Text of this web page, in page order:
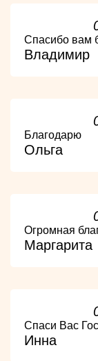
Спасибо вам
Владимир
Благодарю
Ольга
Огромная
Маргарита
Спаси Вас
Инна